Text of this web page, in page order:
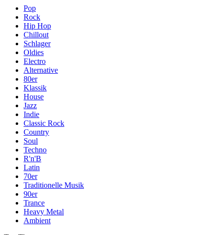
Pop
Rock
Hip Hop
Chillout
Schlager
Oldies
Electro
Alternative
80er
Klassik
House
Jazz
Indie
Classic Rock
Country
Soul
Techno
R'n'B
Latin
70er
Traditionelle Musik
90er
Trance
Heavy Metal
Ambient